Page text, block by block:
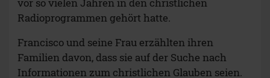
vor so vielen Jahren in den christlichen
Radioprogrammen gehört hatte.
Francisco und seine Frau erzählten ihren
Familien davon, dass sie auf der Suche nach
Informationen zum christlichen Glauben seien.